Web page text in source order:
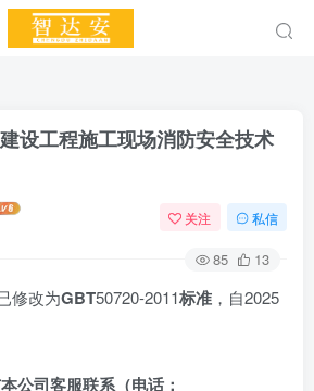
设工程施工现场消防安全技术
关注 私信
85 13
修改为GBT50720-2011标准 ，自2025
公司客服联系（电话：